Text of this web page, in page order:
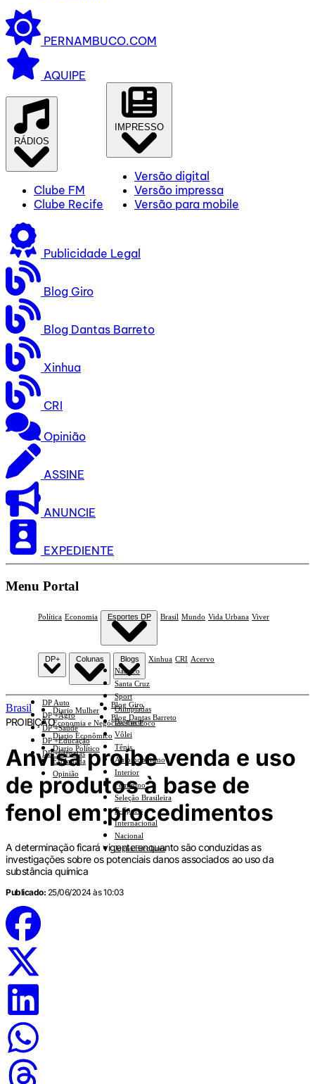
PERNAMBUCO.COM
AQUIPE
RÁDIOS
Clube FM
Clube Recife
IMPRESSO
Versão digital
Versão impressa
Versão para mobile
Publicidade Legal
Blog Giro
Blog Dantas Barreto
Xinhua
CRI
Opinião
ASSINE
ANUNCIE
EXPEDIENTE
Menu Portal
Política Economia Esportes DP
Náutico
Santa Cruz
Sport
Olimpíadas
Basquete
Vôlei
Tênis
Automobilismo
Interior
Feminino
Seleção Brasileira
E-Sports
Internacional
Nacional
Jogos Escolares
Brasil Mundo Vida Urbana Viver
DP+
DP Auto
DP +Agro
DP +Saúde
DP +Educação
DP +Ciências
Colunas
Diario Mulher
Economia e Negócios Em Foco
Diario Econômico
Diario Político
Esplanada
Opinião
Blogs
Blog Giro
Blog Dantas Barreto
Xinhua CRI Acervo
Brasil
PROIBIÇÃO
Anvisa proíbe venda e uso
de produtos à base de
fenol em procedimentos
A determinação ficará vigente enquanto são conduzidas as
investigações sobre os potenciais danos associados ao uso da
substância química
Publicado: 25/06/2024 às 10:03